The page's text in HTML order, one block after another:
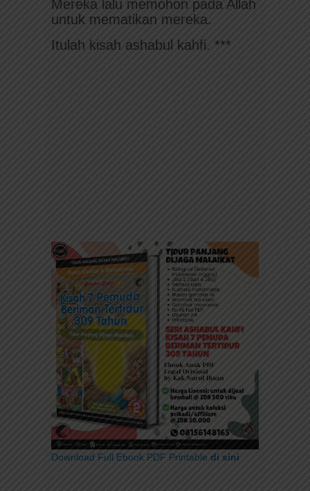
Mereka lalu memohon pada Allah
untuk mematikan mereka.
Itulah kisah ashabul kahfi. ***
Download Full Ebook PDF Printable di sini